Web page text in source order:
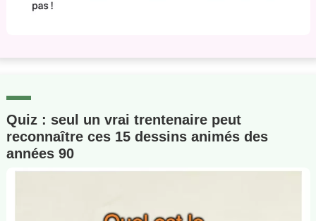
Quiz : seul un vrai trentenaire peut
reconnaître ces 15 dessins animés des
années 90